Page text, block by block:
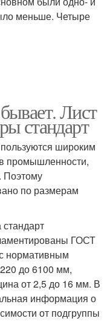
меньше. Четыре
Лист
стандарт
широким
промышленности,
Поэтому
по размерам
ГОСТ
нормативным
до 6100 мм,
от 2,5 до 16 мм. В
информация о
от подгруппы